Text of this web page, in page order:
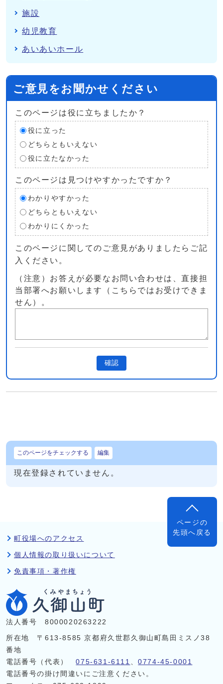
施設
幼児教育
あいあいホール
ご意見をお聞かせください
このページは役に立ちましたか？
役に立った
どちらともいえない
役に立たなかった
このページは見つけやすかったですか？
わかりやすかった
どちらともいえない
わかりにくかった
このページに関してのご意見がありましたらご記
入ください。
（注意）お答えが必要なお問い合わせは、直接担
当部署へお願いします（こちらではお受けできま
せん）。
確認
このページをチェックする 編集
現在登録されていません。
ページの
先頭へ戻る
町役場へのアクセス
個人情報の取り扱いについて
免責事項・著作権
法人番号 8000020263222
所在地 〒613-8585 京都府久世郡久御山町島田ミスノ38
番地
電話番号（代表）075-631-6111 、0774-45-0001
電話番号の掛け間違いにご注意ください。